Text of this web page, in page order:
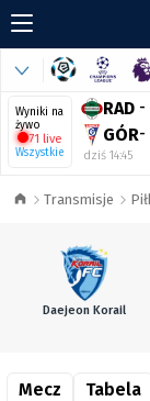
Wyniki na
żywo
71 live
Wszystkie
RAD -
GÓR-
dziś 14:45
Transmisje
Daejeon Korail
Mecz Tabela